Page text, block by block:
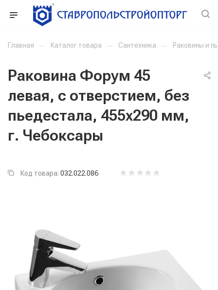
Главная — Каталог товара — Сантехника — Раковины и
Раковина Форум 45
левая, с отверстием, без
пьедестала, 455x290 мм,
г. Чебоксары
Код товара: 032.022.086